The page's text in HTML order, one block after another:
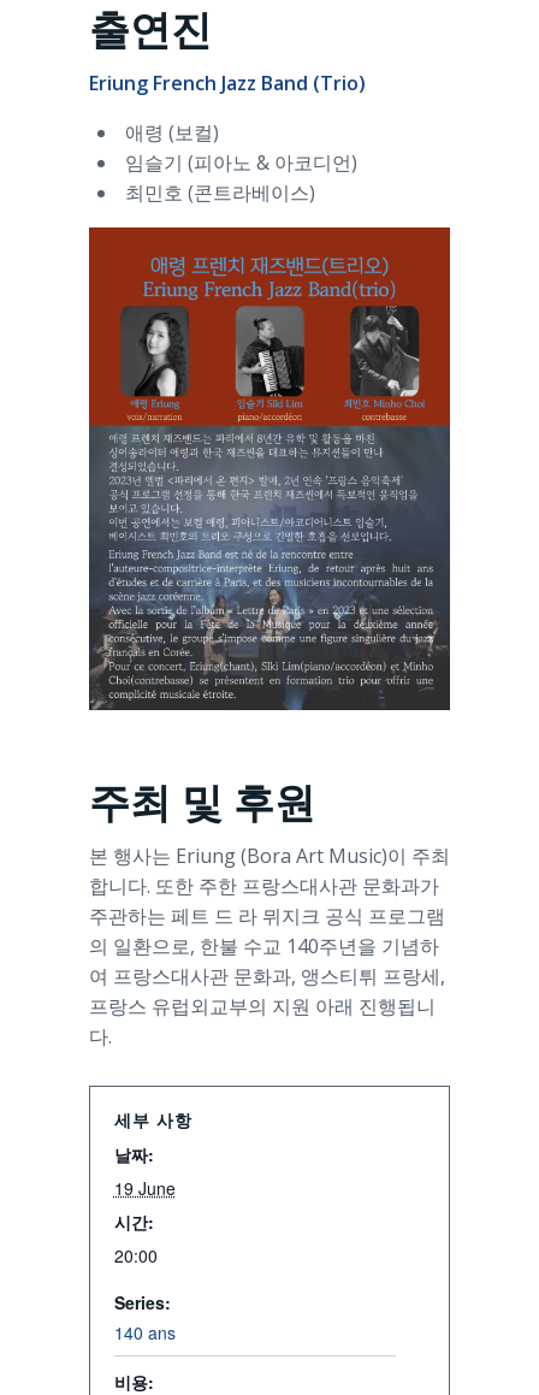
출연진
Eriung French Jazz Band (Trio)
애령 (보컬)
임슬기 (피아노 & 아코디언)
최민호 (콘트라베이스)
주최 및 후원
본 행사는 Eriung (Bora Art Music)이 주최
합니다. 또한 주한 프랑스대사관 문화과가
주관하는 페트 드 라 뮈지크 공식 프로그램
의 일환으로, 한불 수교 140주년을 기념하
여 프랑스대사관 문화과, 앵스티튀 프랑세,
프랑스 유럽외교부의 지원 아래 진행됩니
다.
세부 사항
날짜:
19 June
시간:
20:00
Series:
140 ans
비용: